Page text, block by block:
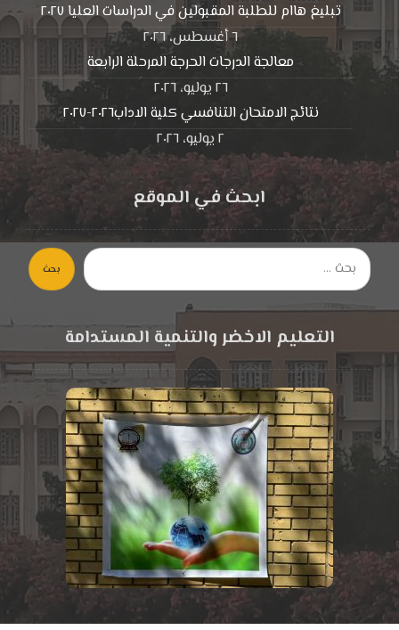
تبليغ هاام للطلبة المقبولين في الدراسات العليا ٢٠٢٧
٦ أغسطس، ٢٠٢٦
معالجة الدرجات الحرجة المرحلة الرابعة
٢٦ يوليو، ٢٠٢٦
نتائج الامتحان التنافسي كلية الاداب٢٠٢٦-٢٠٢٧
٢ يوليو، ٢٠٢٦
ابحث في الموقع
بحث
التعليم الاخضر والتنمية المستدامة